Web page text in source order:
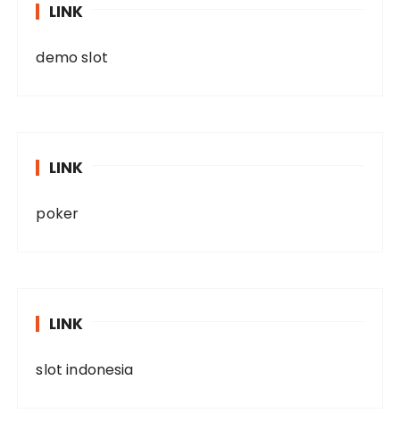
LINK
demo slot
LINK
poker
LINK
slot indonesia